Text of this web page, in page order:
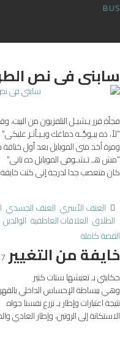
سابنى فى نص
فجأة قرر يـشيـل التلفزيون من البيت،
"لأ، ده بيـوجِّـه دماغك وبـيـأثـر عليكى"
ومرة أخد منى الموبايل بعد أول خناقة
"مش هـ تـشـوفى الموبايل ده تانى"
كان متعصب جدا لدرجة إنى كنت
العنف الأسري العنف الجسدي
الطلاق العلاقات العاطفية الوالدين
القصة كاملة
خايفة من التغيير
حكايتي بـ تعيشها ستات كتير
وهي ببساطة الإحساس الداخلي بالقهر
نتيجة اعتبارات وإطار بـ نزرع نفسنا جواه
الاستكانة إلى الروتين، وإطار العادي